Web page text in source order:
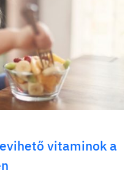
vitaminok a